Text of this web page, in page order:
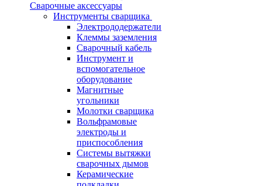
Сварочные аксессуары
Инструменты сварщика
Электрододержатели
Клеммы заземления
Сварочный кабель
Инструмент и
вспомогательное
оборудование
Магнитные
угольники
Молотки сварщика
Вольфрамовые
электроды и
приспособления
Системы вытяжки
сварочных дымов
Керамические